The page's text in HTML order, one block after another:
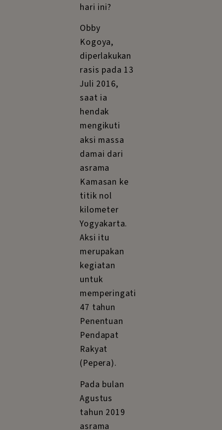
hari ini?
Obby
Kogoya,
diperlakukan
rasis pada 13
Juli 2016,
saat ia
hendak
mengikuti
aksi massa
damai dari
asrama
Kamasan ke
titik nol
kilometer
Yogyakarta.
Aksi itu
merupakan
kegiatan
untuk
memperingati
47 tahun
Penentuan
Pendapat
Rakyat
(Pepera).
Pada bulan
Agustus
tahun 2019
asrama